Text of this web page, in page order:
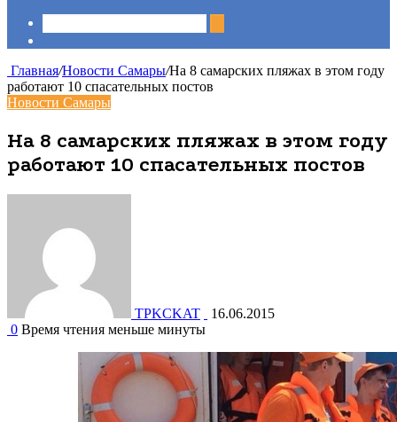
Главная/Новости Самары/На 8 самарских пляжах в этом году
работают 10 спасательных постов
Новости Самары
На 8 самарских пляжах в этом году
работают 10 спасательных постов
TPKCKAT
16.06.2015
0 Время чтения меньше минуты